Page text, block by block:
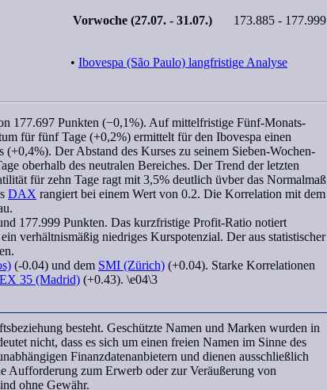
Vorwoche (27.07. - 31.07.) 173.885 - 177.999
• Ibovespa (São Paulo) langfristige Analyse
177.697 Punkten (−0,1%). Auf mittelfristige Fünf-Monats-
für fünf Tage (+0,2%) ermittelt für den Ibovespa einen
Der Abstand des Kurses zu seinem Sieben-Wochen-
oberhalb des neutralen Bereiches. Der Trend der letzten
für zehn Tage ragt mit 3,5% deutlich üvber das Normalmaß
DAX rangiert bei einem Wert von 0.2. Die Korrelation mit dem
177.999 Punkten. Das kurzfristige Profit-Ratio notiert
verhältnismäßig niedriges Kurspotenzial. Der aus statistischer
(-0.04) und dem SMI (Zürich) (+0.04). Starke Korrelationen
35 (Madrid) (+0.43). \e04\3
besteht. Geschützte Namen und Marken wurden in
nicht, dass es sich um einen freien Namen im Sinne des
Finanzdatenanbietern und dienen ausschließlich
Aufforderung zum Erwerb oder zur Veräußerung von
ohne Gewähr.